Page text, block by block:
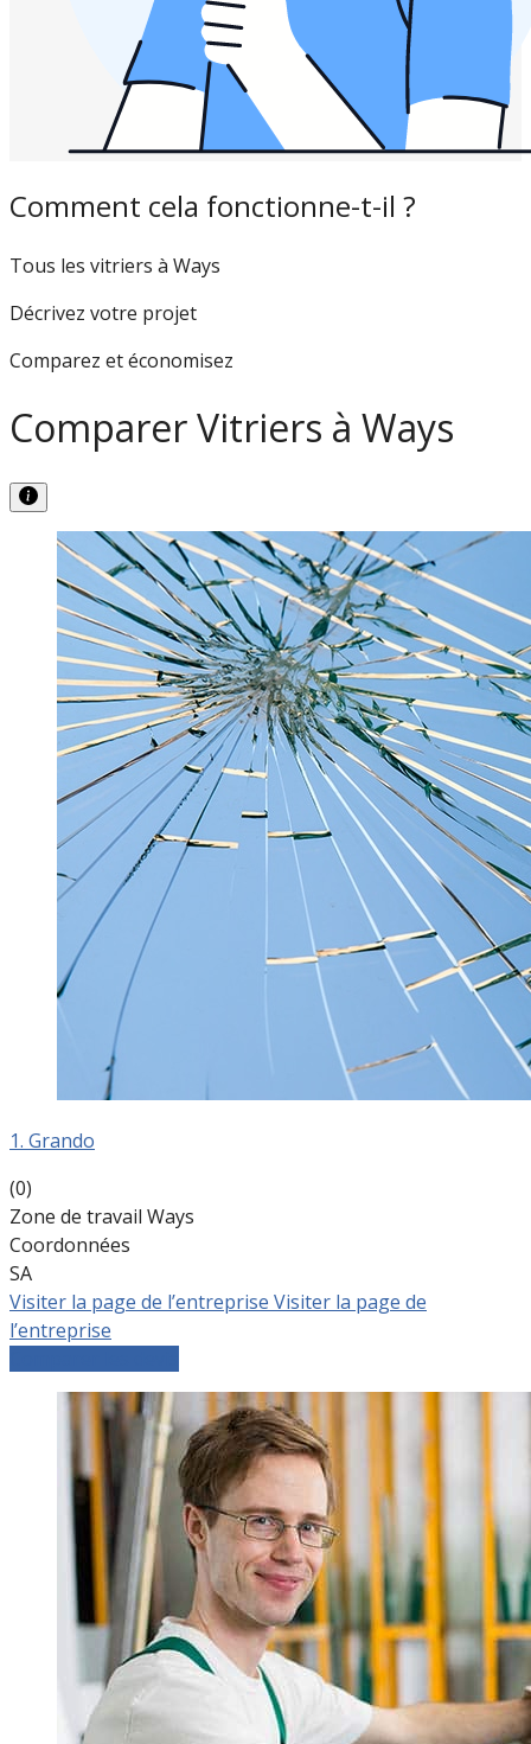
Comment cela fonctionne-t-il ?
Tous les vitriers à Ways
Décrivez votre projet
Comparez et économisez
Comparer Vitriers à Ways
1. Grando
(0)
Zone de travail Ways
Coordonnées
SA
Visiter la page de l’entreprise Visiter la page de
l’entreprise